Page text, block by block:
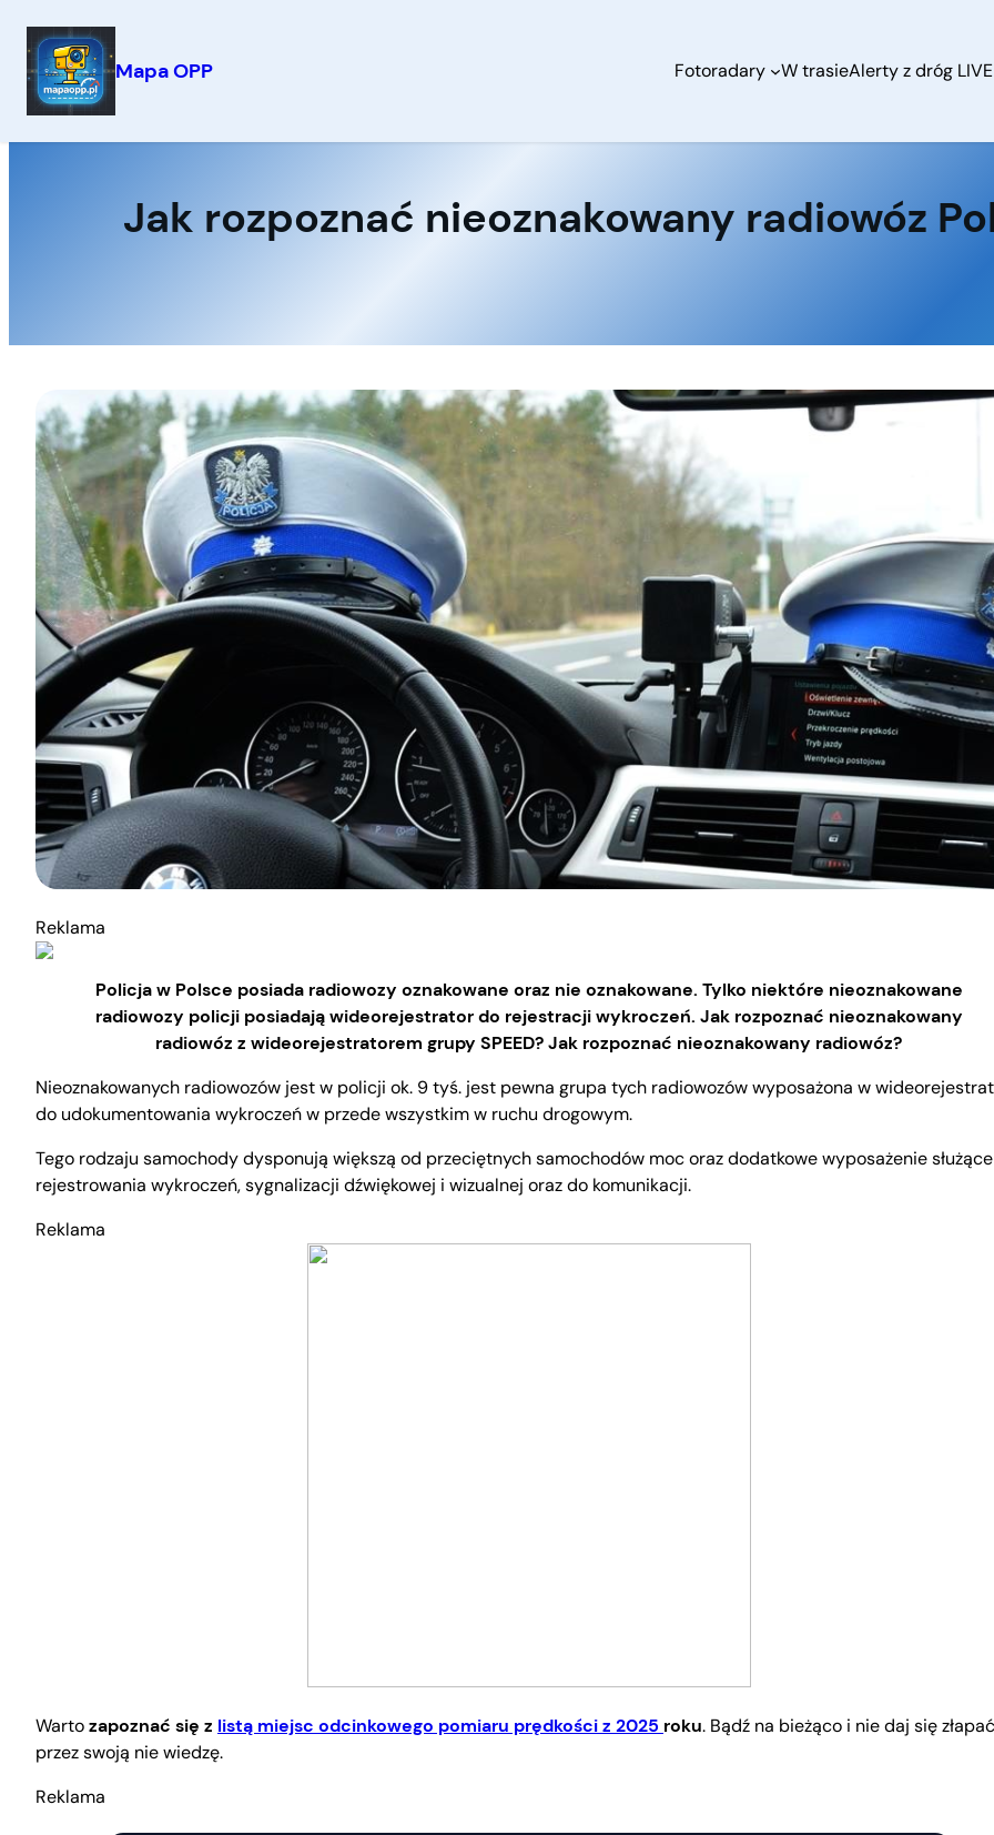
Przejdź
Mapa OPP Fotoradary W trasieAlerty z dróg LIVE
Jak rozpoznać nieoznakowany radiowóz
Reklama
Policja w Polsce posiada radiowozy oznakowane oraz nie oznakowane. Tylko niektóre nieoznakowane
radiowozy policji posiadają wideorejestrator do rejestracji wykroczeń. Jak rozpoznać nieoznakowany
radiowóz z wideorejestratorem grupy SPEED? Jak rozpoznać nieoznakowany radiowóz?
Nieoznakowanych radiowozów jest w policji ok. 9 tyś. jest pewna grupa tych radiowozów wyposażona w
do udokumentowania wykroczeń w przede wszystkim w ruchu drogowym.
Tego rodzaju samochody dysponują większą od przeciętnych samochodów moc oraz dodatkowe wyposażenie
rejestrowania wykroczeń, sygnalizacji dźwiękowej i wizualnej oraz do komunikacji.
Reklama
Wartozapoznać się z listą miejsc odcinkowego pomiaru prędkości z 2025 roku. Bądź na bieżąco i nie daj się złapać
przez swoją nie wiedzę.
Reklama